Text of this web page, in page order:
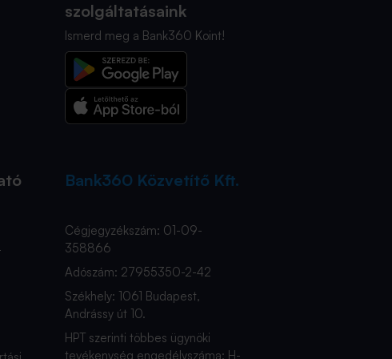
szolgáltatásaink
Ismerd meg a Bank360 Koint!
Bank360 Közvetítő Kft.
Cégjegyzékszám: 01-09-
358866
Adószám: 27955350-2-42
Székhely: 1061 Budapest,
Andrássy út 10.
HPT szerinti többes ügynöki
tevékenység engedélyszáma: H-